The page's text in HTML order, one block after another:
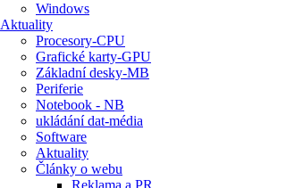
Windows
Aktuality
Procesory-CPU
Grafické karty-GPU
Základní desky-MB
Periferie
Notebook - NB
ukládání dat-média
Software
Aktuality
Články o webu
Reklama a PR